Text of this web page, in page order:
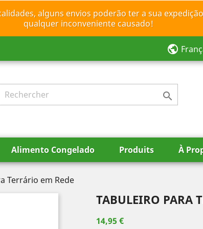
alguns envios poderão ter a sua
qualquer inconveniente causado!
public

Alimento Congelado Produits À
Terrário em Rede
TABULEIRO PARA
14,95 €